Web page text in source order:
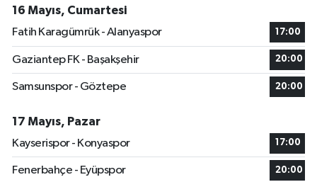
16 Mayıs, Cumartesi
Fatih Karagümrük - Alanyaspor
17:00
Gaziantep FK - Başakşehir 20:00
Samsunspor - Göztepe 20:00
17 Mayıs, Pazar
Kayserispor - Konyaspor
17:00
Fenerbahçe - Eyüpspor 20:00